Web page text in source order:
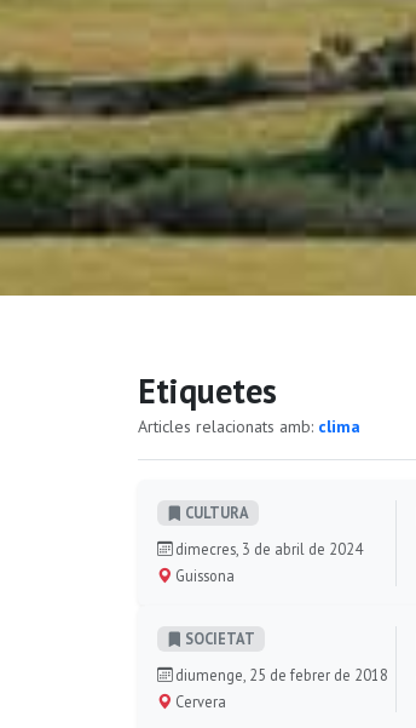
Etiquetes
Articles relacionats amb: clima
CULTURA
dimecres, 3 de abril de 2024
Guissona
SOCIETAT
diumenge, 25 de febrer de 2018
Cervera